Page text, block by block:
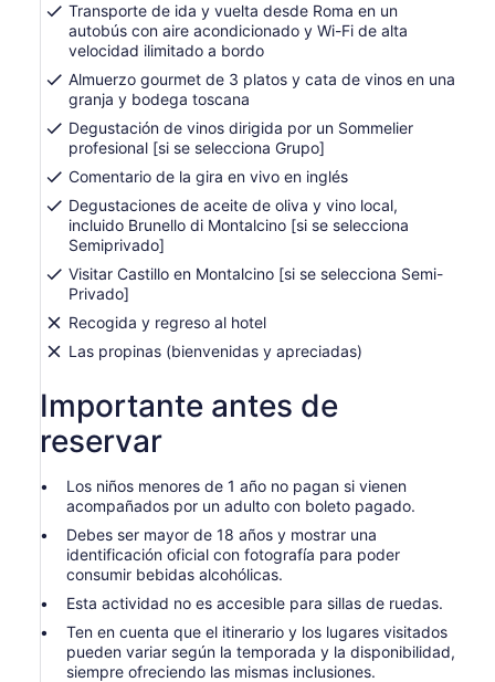
Transporte de ida y vuelta desde Roma en un
autobús con aire acondicionado y Wi-Fi de alta
velocidad ilimitado a bordo
Almuerzo gourmet de 3 platos y cata de vinos en una
granja y bodega toscana
Degustación de vinos dirigida por un Sommelier
profesional [si se selecciona Grupo]
Comentario de la gira en vivo en inglés
Degustaciones de aceite de oliva y vino local,
incluido Brunello di Montalcino [si se selecciona
Semiprivado]
Visitar Castillo en Montalcino [si se selecciona Semi-
Privado]
Recogida y regreso al hotel
Las propinas (bienvenidas y apreciadas)
Importante antes de
reservar
Los niños menores de 1 año no pagan si vienen
acompañados por un adulto con boleto pagado.
Debes ser mayor de 18 años y mostrar una
identificación oficial con fotografía para poder
consumir bebidas alcohólicas.
Esta actividad no es accesible para sillas de ruedas.
Ten en cuenta que el itinerario y los lugares visitados
pueden variar según la temporada y la disponibilidad,
siempre ofreciendo las mismas inclusiones.